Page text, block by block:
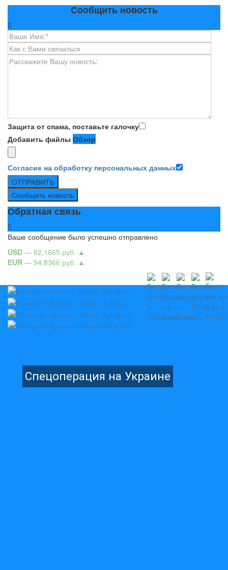
Сообщить новость
Защита от спама, поставьте галочку
Добавить файлы Обзор
Согласие на обработку персональных данных
ОТПРАВИТЬ
Сообщить новость
Обратная связь
Ваше сообщение было успешно отправлено
USD — 82,1665 руб. ▲
EUR — 94,8366 руб. ▲
Спецоперация на Украине